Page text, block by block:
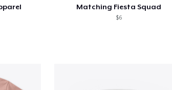
Matching Fiesta Squad
$6